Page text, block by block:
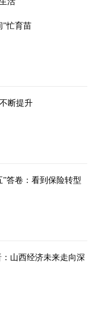
”忙育苗
断提升
答卷​：看到保险转型
山西经济未来走向深